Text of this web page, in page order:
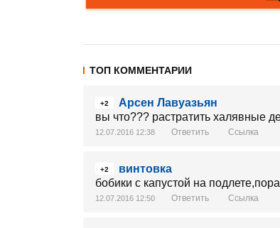
ТОП КОММЕНТАРИИ
+2
Арсен Лавуазьян
вы что??? растратить халявные
12.07.2016 12:38 Ответить Ссылка
+2
винтовка
бобики с капустой на
12.07.2016 12:50 Ответить Ссылка